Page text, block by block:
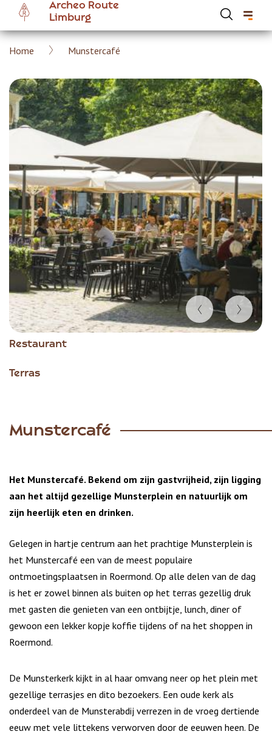
Overslaan
naar
gaan
Archeo Route
Limburg
Kruimelpad
Home Munstercafé
Restaurant
Terras
Item
of
Munstercafé
Het Munstercafé. Bekend om zijn gastvrijheid, zijn ligging
aan het altijd gezellige Munsterplein en natuurlijk om
zijn heerlijk eten en drinken.
Gelegen in hartje centrum aan het prachtige Munsterplein is
het Munstercafé een van de meest populaire
ontmoetingsplaatsen in Roermond. Op alle delen van de dag
is het er zowel binnen als buiten op het terras gezellig druk
met gasten die genieten van een ontbijtje, lunch, diner of
gewoon een lekker kopje koffie tijdens of na het shoppen in
Roermond.
De Munsterkerk kijkt in al haar omvang neer op het plein met
gezellige terrasjes en dito bezoekers. Een oude kerk als
onderdeel van de Munsterabdij verrezen in de vroeg dertiende
eeuw met vele littekens verworven door de eeuwen heen. De